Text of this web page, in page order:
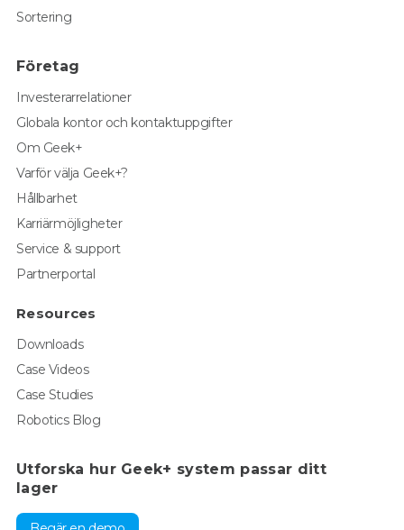
Sortering
Företag
Investerarrelationer
Globala kontor och kontaktuppgifter
Om Geek+
Varför välja Geek+?
Hållbarhet
Karriärmöjligheter
Service & support
Partnerportal
Resources
Downloads
Case Videos
Case Studies
Robotics Blog
Utforska hur Geek+ system passar ditt
lager